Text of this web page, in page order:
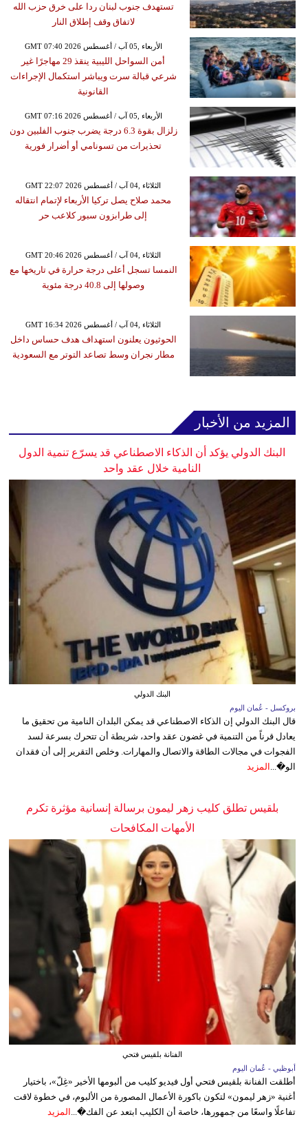
تستهدف جنوب لبنان ردا على خرق حزب الله
لاتفاق وقف إطلاق النار
GMT 07:40 2026 الأربعاء ,05 آب / أغسطس
أمن السواحل الليبية ينقذ 29 مهاجرًا غير
شرعي قبالة سرت ويباشر استكمال الإجراءات
القانونية
GMT 07:16 2026 الأربعاء ,05 آب / أغسطس
زلزال بقوة 6.3 درجة يضرب جنوب الفلبين دون
تحذيرات من تسونامي أو أضرار فورية
GMT 22:07 2026 الثلاثاء ,04 آب / أغسطس
محمد صلاح يصل تركيا الأربعاء لإتمام انتقاله
إلى طرابزون سبور كلاعب حر
GMT 20:46 2026 الثلاثاء ,04 آب / أغسطس
النمسا تسجل أعلى درجة حرارة في تاريخها مع
وصولها إلى 40.8 درجة مئوية
GMT 16:34 2026 الثلاثاء ,04 آب / أغسطس
الحوثيون يعلنون استهداف هدف حساس داخل
مطار نجران وسط تصاعد التوتر مع السعودية
المزيد من الأخبار
البنك الدولي يؤكد أن الذكاء الاصطناعي قد يسرّع تنمية الدول
النامية خلال عقد واحد
البنك الدولي
بروكسل - عُمان اليوم
قال البنك الدولي إن الذكاء الاصطناعي قد يمكن البلدان النامية من تحقيق ما
يعادل قرناً من التنمية في غضون عقد واحد، شريطة أن تتحرك بسرعة لسد
الفجوات في مجالات الطاقة والاتصال والمهارات. وخلص التقرير إلى أن فقدان
الو�... المزيد
بلقيس تطلق كليب زهر ليمون برسالة إنسانية مؤثرة تكرم
الأمهات المكافحات
الفنانة بلقيس فتحي
أبوظبي - عُمان اليوم
أطلقت الفنانة بلقيس فتحي أول فيديو كليب من ألبومها الأخير «غِلّ»، باختيار
أغنية «زهر ليمون» لتكون باكورة الأعمال المصورة من الألبوم، في خطوة لاقت
تفاعلًا واسعًا من جمهورها، خاصة أن الكليب ابتعد عن الفك�... المزيد